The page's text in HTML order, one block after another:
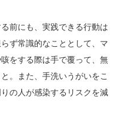
前にも、実践できる行動は
ず常識的なこととして、マ
をする際は手で覆って、無
。また、手洗いうがいをこ
の人が感染するリスクを減